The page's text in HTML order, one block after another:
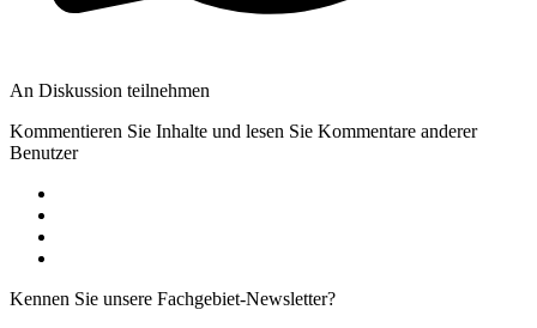
An Diskussion teilnehmen
Kommentieren Sie Inhalte und lesen Sie Kommentare anderer
Benutzer
Kennen Sie unsere Fachgebiet-Newsletter?